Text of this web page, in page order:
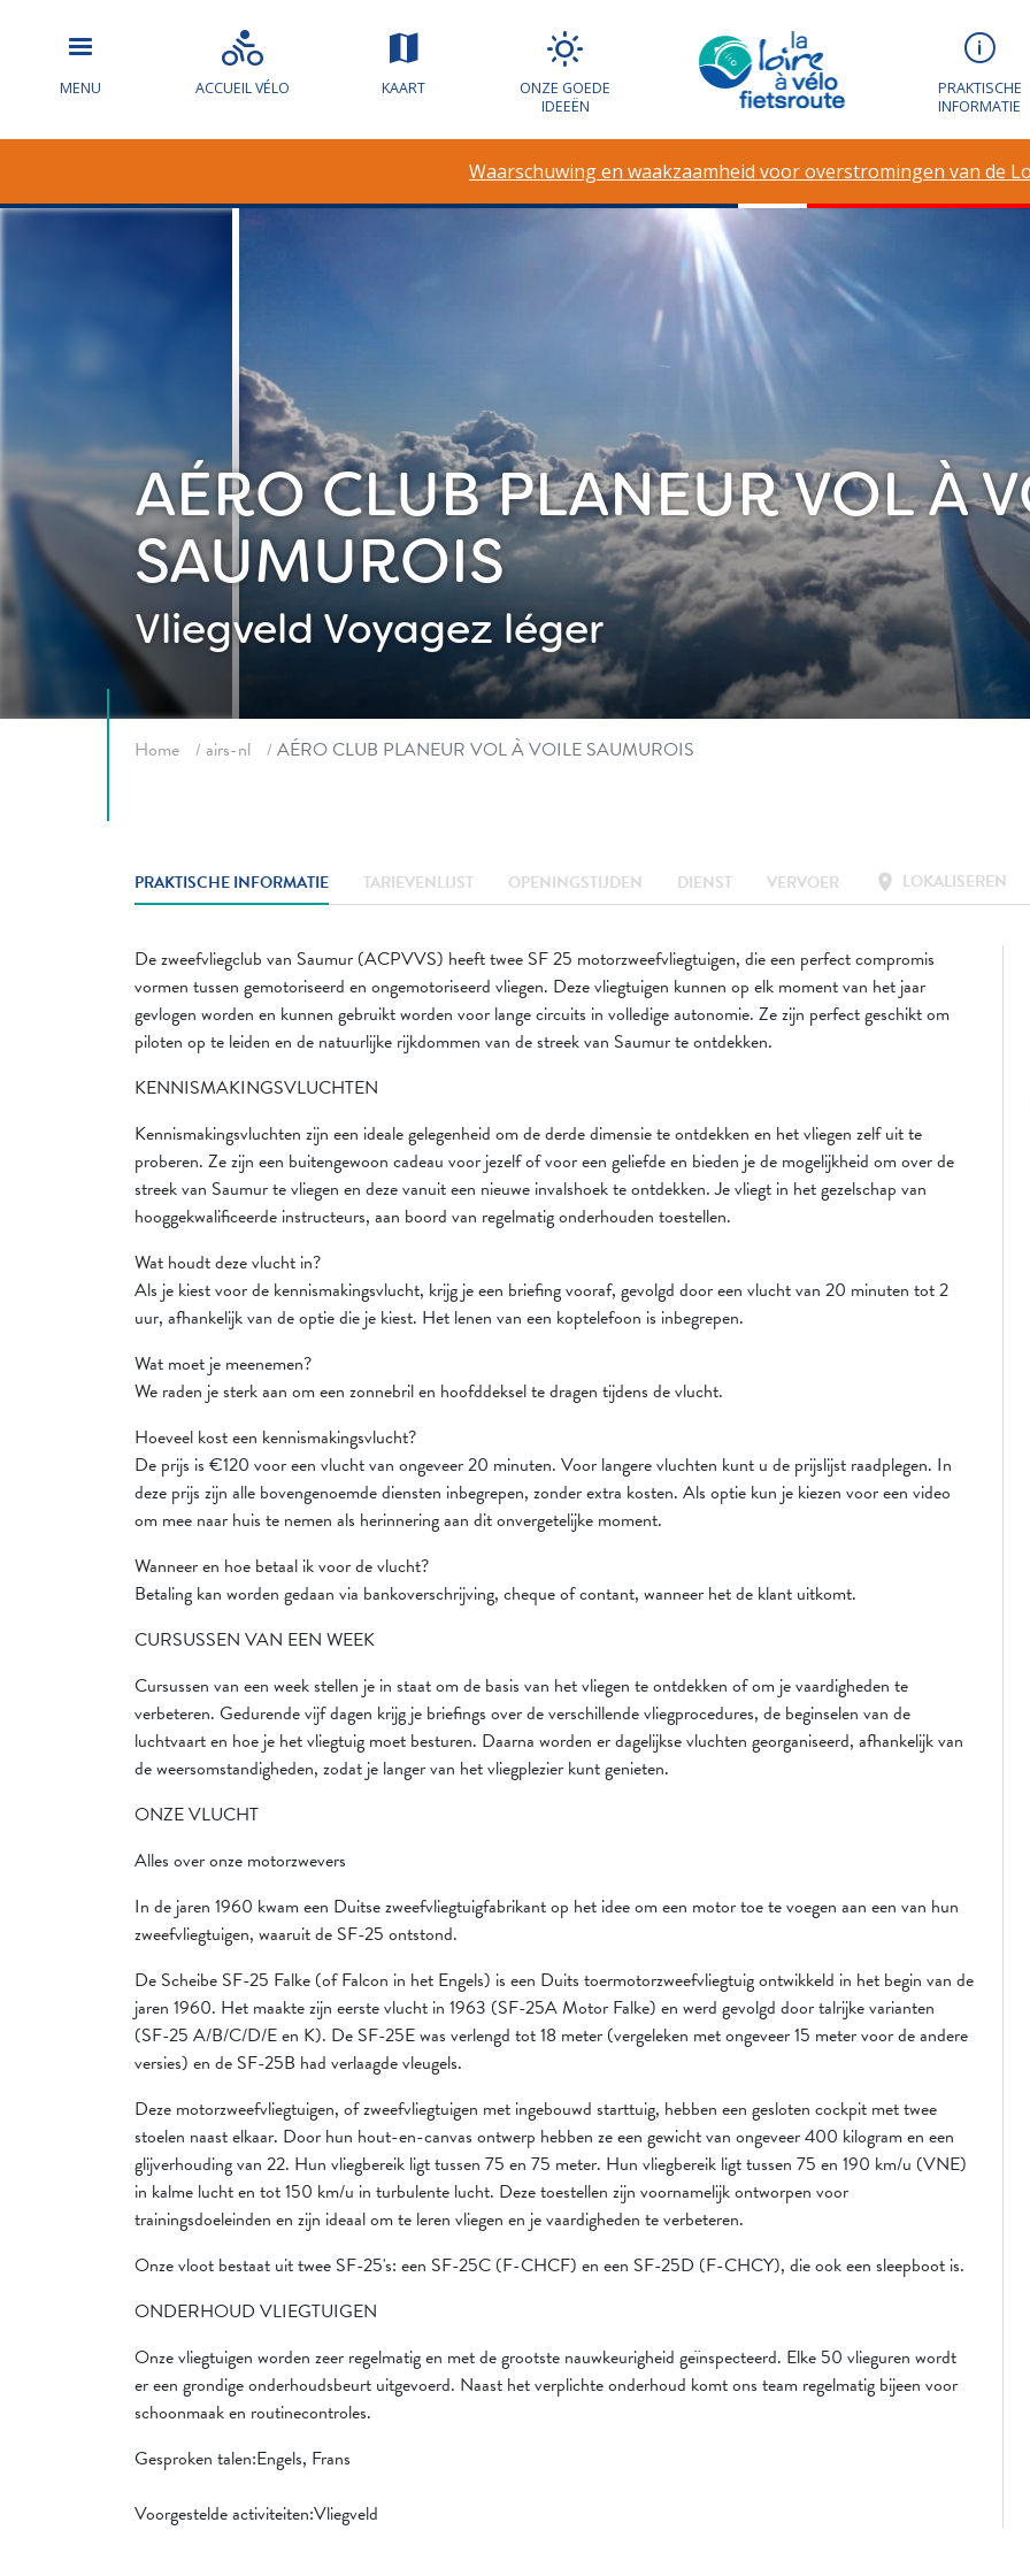
MENU ACCUEIL VÉLO KAART
ONZE GOEDE
IDEEËN
PRAKTISCHE
INFORMATIE
Waarschuwing en waakzaamheid voor overstromingen van de
AÉRO CLUB PLANEUR VOL À
SAUMUROIS
Vliegveld Voyagez léger
Home airs-nl AÉRO CLUB PLANEUR VOL À VOILE SAUMUROIS
PRAKTISCHE INFORMATIE TARIEVENLIJST OPENINGSTIJDEN DIENST VERVOER location_on LOKALISEREN
De zweefvliegclub van Saumur (ACPVVS) heeft twee SF 25 motorzweefvliegtuigen, die een perfect compromis
vormen tussen gemotoriseerd en ongemotoriseerd vliegen. Deze vliegtuigen kunnen op elk moment van het jaar
gevlogen worden en kunnen gebruikt worden voor lange circuits in volledige autonomie. Ze zijn perfect geschikt om
piloten op te leiden en de natuurlijke rijkdommen van de streek van Saumur te ontdekken.
KENNISMAKINGSVLUCHTEN
Kennismakingsvluchten zijn een ideale gelegenheid om de derde dimensie te ontdekken en het vliegen zelf uit te
proberen. Ze zijn een buitengewoon cadeau voor jezelf of voor een geliefde en bieden je de mogelijkheid om over de
streek van Saumur te vliegen en deze vanuit een nieuwe invalshoek te ontdekken. Je vliegt in het gezelschap van
hooggekwalificeerde instructeurs, aan boord van regelmatig onderhouden toestellen.
Wat houdt deze vlucht in?
Als je kiest voor de kennismakingsvlucht, krijg je een briefing vooraf, gevolgd door een vlucht van 20 minuten tot 2
uur, afhankelijk van de optie die je kiest. Het lenen van een koptelefoon is inbegrepen.
Wat moet je meenemen?
We raden je sterk aan om een zonnebril en hoofddeksel te dragen tijdens de vlucht.
Hoeveel kost een kennismakingsvlucht?
De prijs is €120 voor een vlucht van ongeveer 20 minuten. Voor langere vluchten kunt u de prijslijst raadplegen. In
deze prijs zijn alle bovengenoemde diensten inbegrepen, zonder extra kosten. Als optie kun je kiezen voor een video
om mee naar huis te nemen als herinnering aan dit onvergetelijke moment.
Wanneer en hoe betaal ik voor de vlucht?
Betaling kan worden gedaan via bankoverschrijving, cheque of contant, wanneer het de klant uitkomt.
CURSUSSEN VAN EEN WEEK
Cursussen van een week stellen je in staat om de basis van het vliegen te ontdekken of om je vaardigheden te
verbeteren. Gedurende vijf dagen krijg je briefings over de verschillende vliegprocedures, de beginselen van de
luchtvaart en hoe je het vliegtuig moet besturen. Daarna worden er dagelijkse vluchten georganiseerd, afhankelijk van
de weersomstandigheden, zodat je langer van het vliegplezier kunt genieten.
ONZE VLUCHT
Alles over onze motorzwevers
In de jaren 1960 kwam een Duitse zweefvliegtuigfabrikant op het idee om een motor toe te voegen aan een van hun
zweefvliegtuigen, waaruit de SF-25 ontstond.
De Scheibe SF-25 Falke (of Falcon in het Engels) is een Duits toermotorzweefvliegtuig ontwikkeld in het begin van de
jaren 1960. Het maakte zijn eerste vlucht in 1963 (SF-25A Motor Falke) en werd gevolgd door talrijke varianten
(SF-25 A/B/C/D/E en K). De SF-25E was verlengd tot 18 meter (vergeleken met ongeveer 15 meter voor de andere
versies) en de SF-25B had verlaagde vleugels.
Deze motorzweefvliegtuigen, of zweefvliegtuigen met ingebouwd starttuig, hebben een gesloten cockpit met twee
stoelen naast elkaar. Door hun hout-en-canvas ontwerp hebben ze een gewicht van ongeveer 400 kilogram en een
glijverhouding van 22. Hun vliegbereik ligt tussen 75 en 75 meter. Hun vliegbereik ligt tussen 75 en 190 km/u (VNE)
in kalme lucht en tot 150 km/u in turbulente lucht. Deze toestellen zijn voornamelijk ontworpen voor
trainingsdoeleinden en zijn ideaal om te leren vliegen en je vaardigheden te verbeteren.
Onze vloot bestaat uit twee SF-25's: een SF-25C (F-CHCF) en een SF-25D (F-CHCY), die ook een sleepboot is.
ONDERHOUD VLIEGTUIGEN
Onze vliegtuigen worden zeer regelmatig en met de grootste nauwkeurigheid geïnspecteerd. Elke 50 vlieguren wordt
er een grondige onderhoudsbeurt uitgevoerd. Naast het verplichte onderhoud komt ons team regelmatig bijeen voor
schoonmaak en routinecontroles.
Gesproken talen:Engels, Frans
Voorgestelde activiteiten:Vliegveld